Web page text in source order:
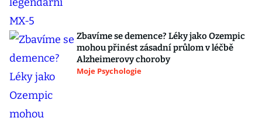
Zbavíme se demence? Léky jako Ozempic
mohou přinést zásadní průlom v léčbě
Alzheimerovy choroby
Moje Psychologie